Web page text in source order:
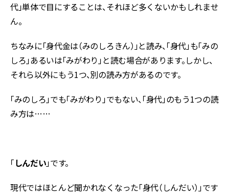
代」単体で目にすることは、それほど多くないかもしれませ
ん。
ちなみに「身代金は（みのしろきん）」と読み、「身代」も「みの
しろ」あるいは「みがわり」と読む場合があります。しかし、
それら以外にもう1つ、別の読み方があるのです。
「みのしろ」でも「みがわり」でもない、「身代」のもう1つの読
み方は……
「しんだい」です。
現代ではほとんど聞かれなくなった「身代（しんだい）」です